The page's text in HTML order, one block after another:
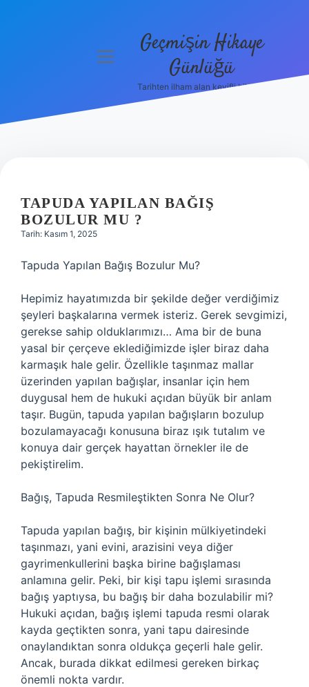
Hakkımızda
menüyü
Geçmişin Hikaye
Günlüğü
Tarihten ilham alan keyifli bilgiler!
TAPUDA YAPILAN BAĞIŞ
BOZULUR MU ?
Tarih: Kasım 1, 2025
Tapuda Yapılan Bağış Bozulur Mu?
Hepimiz hayatımızda bir şekilde değer verdiğimiz
şeyleri başkalarına vermek isteriz. Gerek sevgimizi,
gerekse sahip olduklarımızı… Ama bir de buna
yasal bir çerçeve eklediğimizde işler biraz daha
karmaşık hale gelir. Özellikle taşınmaz mallar
üzerinden yapılan bağışlar, insanlar için hem
duygusal hem de hukuki açıdan büyük bir anlam
taşır. Bugün, tapuda yapılan bağışların bozulup
bozulamayacağı konusuna biraz ışık tutalım ve
konuya dair gerçek hayattan örnekler ile de
pekiştirelim.
Bağış, Tapuda Resmileştikten Sonra Ne Olur?
Tapuda yapılan bağış, bir kişinin mülkiyetindeki
taşınmazı, yani evini, arazisini veya diğer
gayrimenkullerini başka birine bağışlaması
anlamına gelir. Peki, bir kişi tapu işlemi sırasında
bağış yaptıysa, bu bağış bir daha bozulabilir mi?
Hukuki açıdan, bağış işlemi tapuda resmi olarak
kayda geçtikten sonra, yani tapu dairesinde
onaylandıktan sonra oldukça geçerli hale gelir.
Ancak, burada dikkat edilmesi gereken birkaç
önemli nokta vardır.